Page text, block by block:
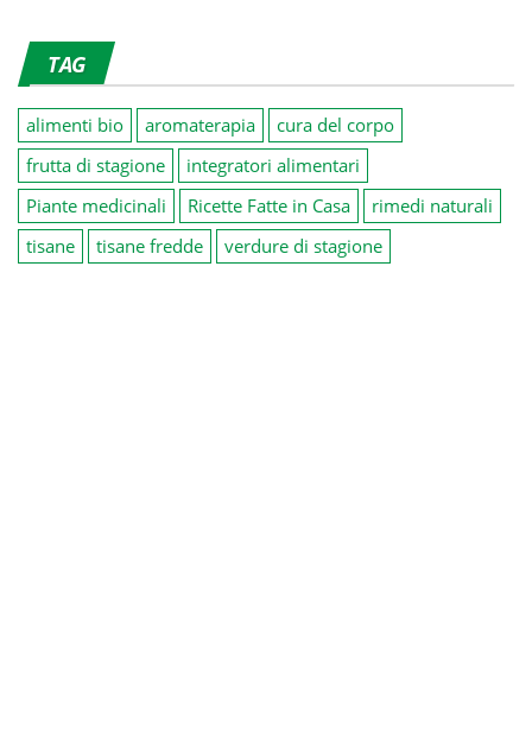
TAG
alimenti bio aromaterapia
cura del corpo
frutta di stagione
integratori alimentari
Piante medicinali
Ricette Fatte in Casa
rimedi naturali
tisane
tisane fredde verdure di stagione